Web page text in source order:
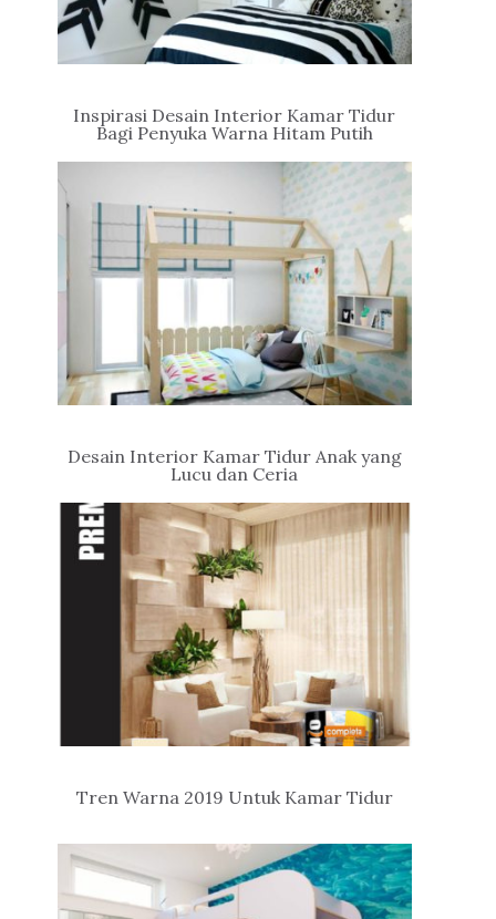
Inspirasi Desain Interior Kamar Tidur
Bagi Penyuka Warna Hitam Putih
Desain Interior Kamar Tidur Anak yang
Lucu dan Ceria
Tren Warna 2019 Untuk Kamar Tidur